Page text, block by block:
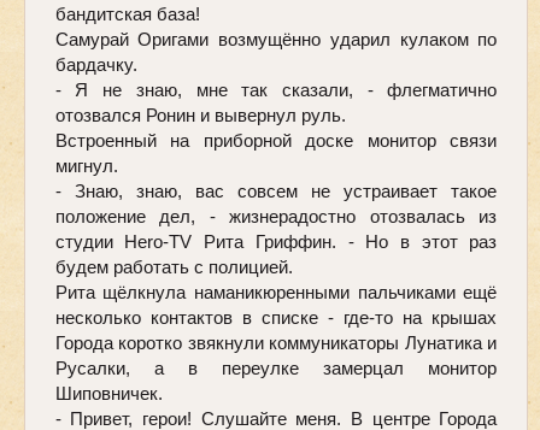
бандитская база!
Самурай Оригами возмущённо ударил кулаком по
бардачку.
- Я не знаю, мне так сказали, - флегматично
отозвался Ронин и вывернул руль.
Встроенный на приборной доске монитор связи
мигнул.
- Знаю, знаю, вас совсем не устраивает такое
положение дел, - жизнерадостно отозвалась из
студии Hero-TV Рита Гриффин. - Но в этот раз
будем работать с полицией.
Рита щёлкнула наманикюренными пальчиками ещё
несколько контактов в списке - где-то на крышах
Города коротко звякнули коммуникаторы Лунатика и
Русалки, а в переулке замерцал монитор
Шиповничек.
- Привет, герои! Слушайте меня. В центре Города